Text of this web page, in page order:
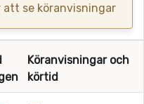
att se köranvisningar
Köranvisningar och
körtid